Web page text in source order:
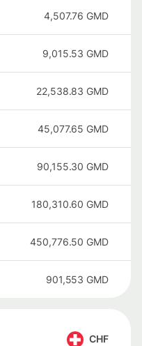
4,507.76 GMD
9,015.53 GMD
22,538.83 GMD
45,077.65 GMD
90,155.30 GMD
180,310.60 GMD
450,776.50 GMD
901,553 GMD
CHF